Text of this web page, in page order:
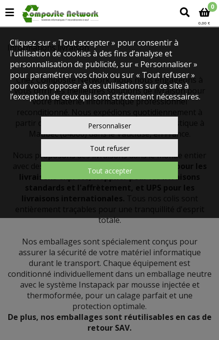
0
0,00 €
Informations livraison
Chez Composite Network, nous nous engageons à
vous offrir les meilleures solutions de livraison pour
votre matériel informatique professionnel
partir de notre plateforme technique et logistique à
Maubec (84660) dans le Vaucluse, en France.
Nous proposons des livraisons dans le monde entier
avec des transporteurs fiables tels que
livraisons express, Heppner pour les livraisons
totale.
Nos emballages sont spécialement conçus pour
assurer la sécurité de votre matériel informatique
durant le transport. Chaque équipement est
conditionné individuellement dans un emballage neutre
avec le système Instapack par mousse injectée et
thermoformée, pour un calage parfait et une
protection optimale.
De plus, nos emballages sont réutilisables en cas de
retour SAV.
Cliquez sur « Tout accepter » pour consentir à
l'utilisation de cookies à des fins d’analyse et
personnalisation de publicité, sur « Personnaliser »
pour paramétrer vos choix ou sur « Tout refuser »
pour vous opposer à ces utilisations sur ce site à
l’exception de ceux qui sont strictement nécessaires.
Personnaliser
Tout refuser
Tout accepter